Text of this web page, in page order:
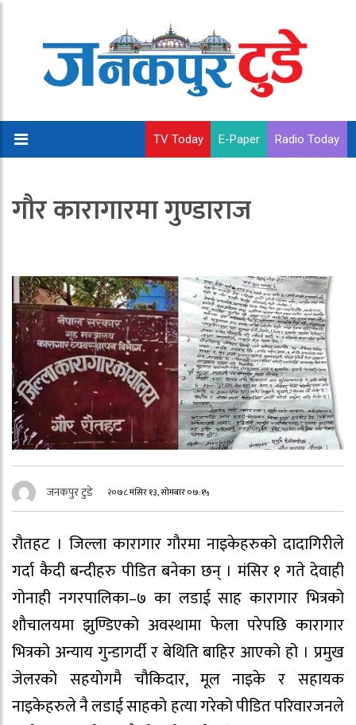
TV Today E-Paper Radio Today
गौर कारागारमा गुण्डाराज
जनकपुर टुडे २०७८ मंसिर १३, सोमबार ०७:१५
रौतहट । जिल्ला कारागार गौरमा नाइकेहरुको दादागिरीले
गर्दा कैदी बन्दीहरु पीडित बनेका छन् । मंसिर १ गते देवाही
गोनाही नगरपालिका–७ का लडाई साह कारागार भित्रको
शौचालयमा झुण्डिएको अवस्थामा फेला परेपछि कारागार
भित्रको अन्याय गुन्डागर्दी र बेथिति बाहिर आएको हो । प्रमुख
जेलरको सहयोगमै चौकिदार, मूल नाइके र सहायक
नाइकेहरुले नै लडाई साहको हत्या गरेको पीडित परिवारजनले